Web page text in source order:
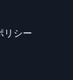
リシー